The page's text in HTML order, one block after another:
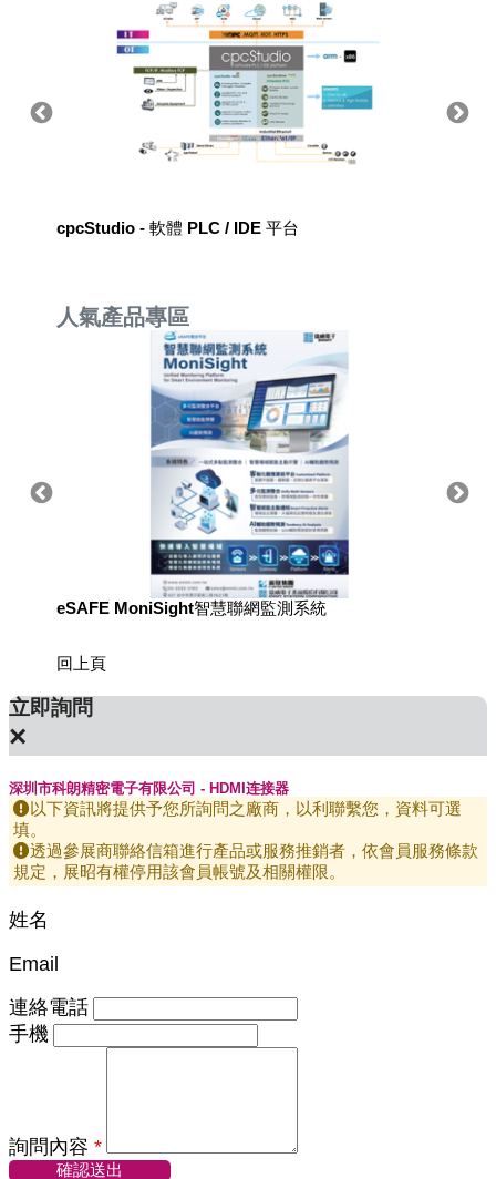
cpcStudio - 軟體 PLC / IDE 平台
人氣產品專區
eSAFE MoniSight智慧聯網監測系統
回上頁
立即詢問
×
深圳市科朗精密電子有限公司 - HDMI连接器
以下資訊將提供予您所詢問之廠商，以利聯繫您，資料可選
填。
透過參展商聯絡信箱進行產品或服務推銷者，依會員服務條款
規定，展昭有權停用該會員帳號及相關權限。
姓名
Email
連絡電話
手機
詢問內容 *
確認送出